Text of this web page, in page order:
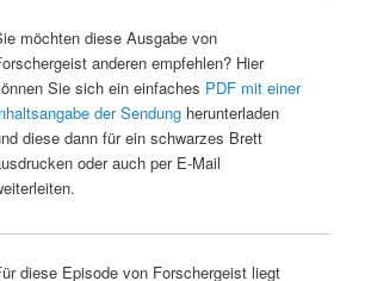
möchten diese Ausgabe von
anderen empfehlen? Hier
Sie sich ein einfaches PDF mit einer
der Sendungherunterladen
diese dann für ein schwarzes Brett
oder auch per E-Mail
diese Episode von Forschergeist liegt